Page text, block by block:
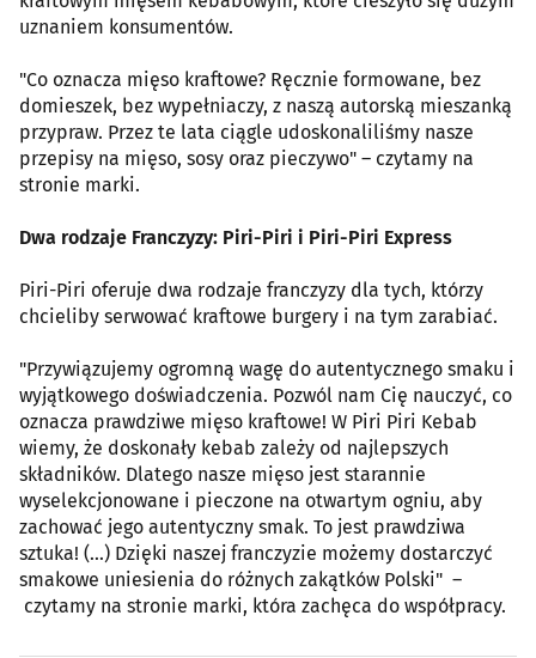
uznaniem konsumentów.
"Co oznacza mięso kraftowe? Ręcznie formowane, bez
domieszek, bez wypełniaczy, z naszą autorską mieszanką
przypraw. Przez te lata ciągle udoskonaliliśmy nasze
przepisy na mięso, sosy oraz pieczywo" – czytamy na
stronie marki.
Dwa rodzaje Franczyzy: Piri-Piri i Piri-Piri Express
Piri-Piri oferuje dwa rodzaje franczyzy dla tych, którzy
chcieliby serwować kraftowe burgery i na tym zarabiać.
"Przywiązujemy ogromną wagę do autentycznego smaku i
wyjątkowego doświadczenia. Pozwól nam Cię nauczyć, co
oznacza prawdziwe mięso kraftowe! W Piri Piri Kebab
wiemy, że doskonały kebab zależy od najlepszych
składników. Dlatego nasze mięso jest starannie
wyselekcjonowane i pieczone na otwartym ogniu, aby
zachować jego autentyczny smak. To jest prawdziwa
sztuka! (…) Dzięki naszej franczyzie możemy dostarczyć
smakowe uniesienia do różnych zakątków Polski" –
czytamy na stronie marki, która zachęca do współpracy.